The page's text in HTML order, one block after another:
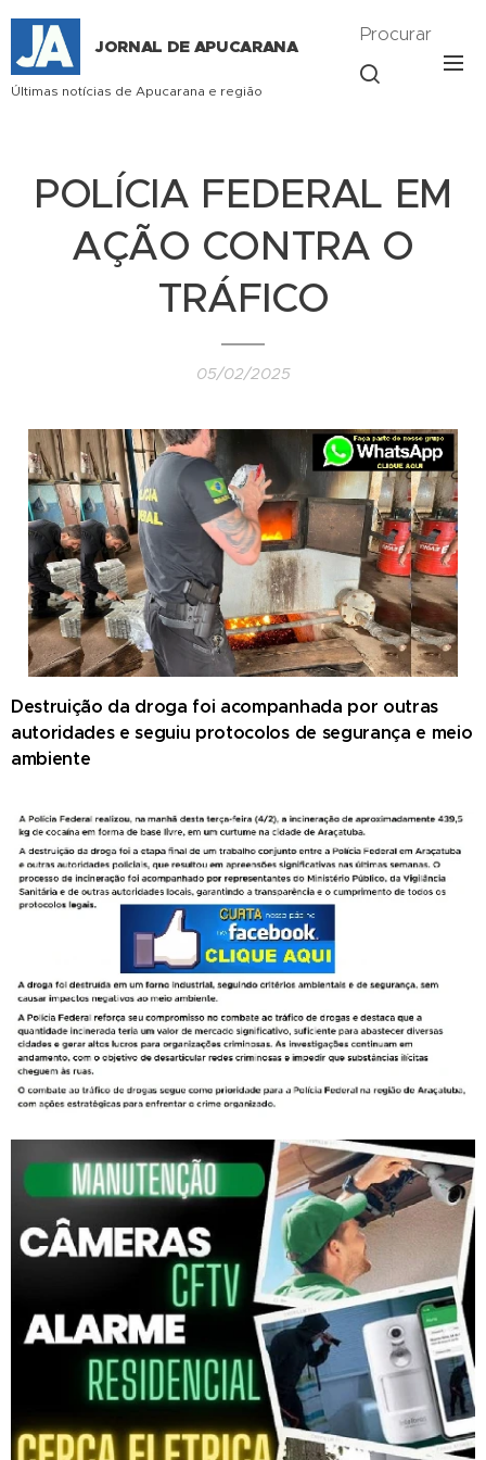
JORNAL DE APUCARANA
Últimas notícias de Apucarana e região
Procurar
POLÍCIA FEDERAL EM
AÇÃO CONTRA O
TRÁFICO
05/02/2025
Destruição da droga foi acompanhada por outras
autoridades e seguiu protocolos de segurança e meio
ambiente